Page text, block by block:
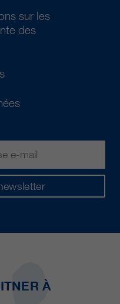
sur les
des
À